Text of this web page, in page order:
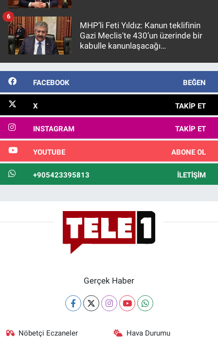
MHP’li Feti Yıldız: Kanun teklifinin
Gazi Meclis'te 430’un üzerinde bir
kabulle kanunlaşacağı
6
FACEBOOK BEĞEN
X TAKIP ET
INSTAGRAM TAKIP ET
YOUTUBE ABONE OL
+905423395813 İLETIŞIM
Gerçek Haber
Nöbetçi Eczaneler Hava Durumu